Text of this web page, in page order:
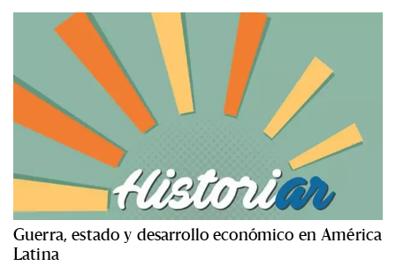
Guerra, estado y desarrollo económico en América
Latina